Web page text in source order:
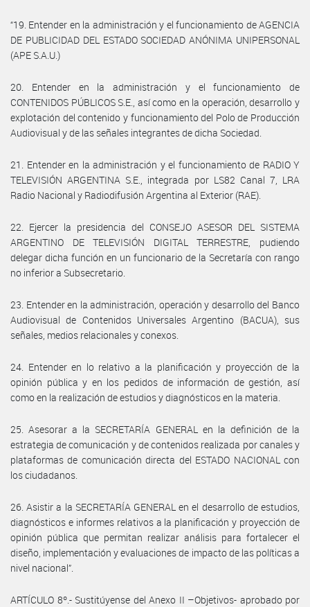
“19. Entender en la administración y el funcionamiento de AGENCIA
DE PUBLICIDAD DEL ESTADO SOCIEDAD ANÓNIMA UNIPERSONAL
(APE S.A.U.)
20. Entender en la administración y el funcionamiento de
CONTENIDOS PÚBLICOS S.E., así como en la operación, desarrollo y
explotación del contenido y funcionamiento del Polo de Producción
Audiovisual y de las señales integrantes de dicha Sociedad.
21. Entender en la administración y el funcionamiento de RADIO Y
TELEVISIÓN ARGENTINA S.E., integrada por LS82 Canal 7, LRA
Radio Nacional y Radiodifusión Argentina al Exterior (RAE).
22. Ejercer la presidencia del CONSEJO ASESOR DEL SISTEMA
ARGENTINO DE TELEVISIÓN DIGITAL TERRESTRE, pudiendo
delegar dicha función en un funcionario de la Secretaría con rango
no inferior a Subsecretario.
23. Entender en la administración, operación y desarrollo del Banco
Audiovisual de Contenidos Universales Argentino (BACUA), sus
señales, medios relacionales y conexos.
24. Entender en lo relativo a la planificación y proyección de la
opinión pública y en los pedidos de información de gestión, así
como en la realización de estudios y diagnósticos en la materia.
25. Asesorar a la SECRETARÍA GENERAL en la definición de la
estrategia de comunicación y de contenidos realizada por canales y
plataformas de comunicación directa del ESTADO NACIONAL con
los ciudadanos.
26. Asistir a la SECRETARÍA GENERAL en el desarrollo de estudios,
diagnósticos e informes relativos a la planificación y proyección de
opinión pública que permitan realizar análisis para fortalecer el
diseño, implementación y evaluaciones de impacto de las políticas a
nivel nacional”.
ARTÍCULO 8º.- Sustitúyense del Anexo II –Objetivos- aprobado por